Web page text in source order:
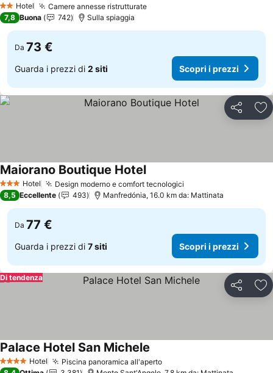
2 StelleHotel Camere annesse ristrutturateScopri i prezzi
7,8 Buona 742 Sulla spiaggia
Da 73 €
Guarda i prezzi di 2 siti Scopri i prezzi
Condividi
3 StelleHotel Design moderno e comfort tecnologici
Maiorano Boutique HotelScopri i prezzi
8,5 Eccellente 493 Manfredónia, 16.0 km da: Mattinata
Da 77 €
Guarda i prezzi di 7 siti Scopri i prezzi
Condividi
Di tendenza
4 Stelle Hotel Piscina panoramica all'apertoScopri i prezzi
Palace Hotel San Michele